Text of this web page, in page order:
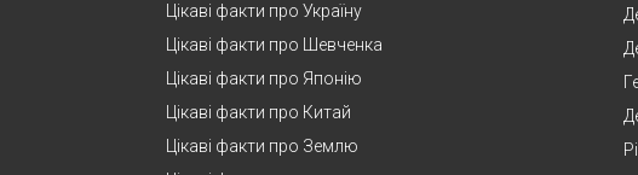
Цікаві факти про Україну
Цікаві факти про Шевченка
Цікаві факти про Японію
Цікаві факти про Китай
Цікаві факти про Землю